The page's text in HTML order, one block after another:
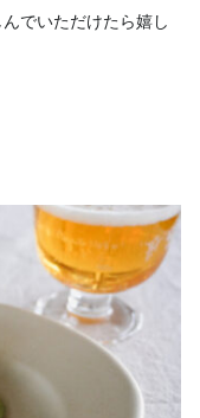
でいただけたら嬉し